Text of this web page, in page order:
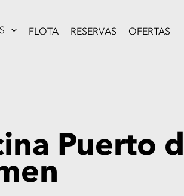
FLOTA RESERVAS OFERTAS
Puerto